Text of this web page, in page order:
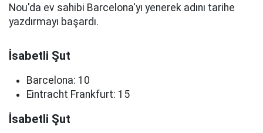
Nou'da ev sahibi Barcelona'yı yenerek adını tarihe
yazdırmayı başardı.
İsabetli Şut
Barcelona: 10
Eintracht Frankfurt: 15
İsabetli Şut